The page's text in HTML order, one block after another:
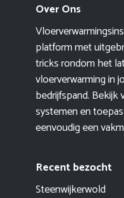
Over Ons
platform met
tricks rondom het
vloerverwarming in
bedrijfspand.
systemen en
eenvoudig een
Recent bezocht
Steenwijkerwold